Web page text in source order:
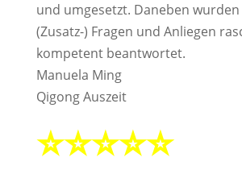
und umgesetzt. Daneben
(Zusatz-) Fragen und Anliegen
kompetent beantwortet.
Manuela Ming
Qigong Auszeit
⭐⭐⭐⭐⭐